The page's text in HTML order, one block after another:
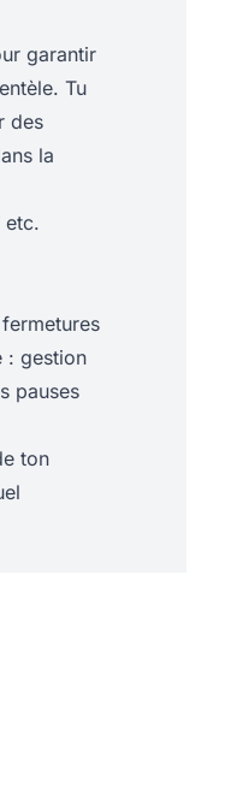
garantir
Tu
des
la
etc.
: gestion
pauses
ton